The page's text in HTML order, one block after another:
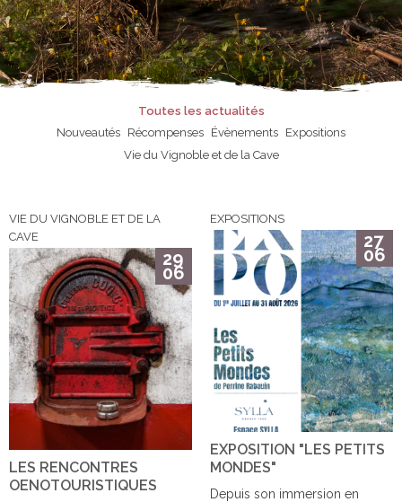
Toutes les actualités
Nouveautés Récompenses Évènements Expositions
Vie du Vignoble et de la Cave
VIE DU VIGNOBLE ET DE LA
CAVE
29
06
LES RENCONTRES
OENOTOURISTIQUES
EXPOSITIONS
27
06
EXPOSITION "LES PETITS
MONDES"
Depuis son immersion en